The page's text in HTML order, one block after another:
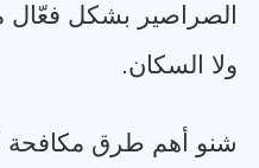
الصراصير بشكل فعّال
ولا السكان.
شنو أهم طرق مكافحة